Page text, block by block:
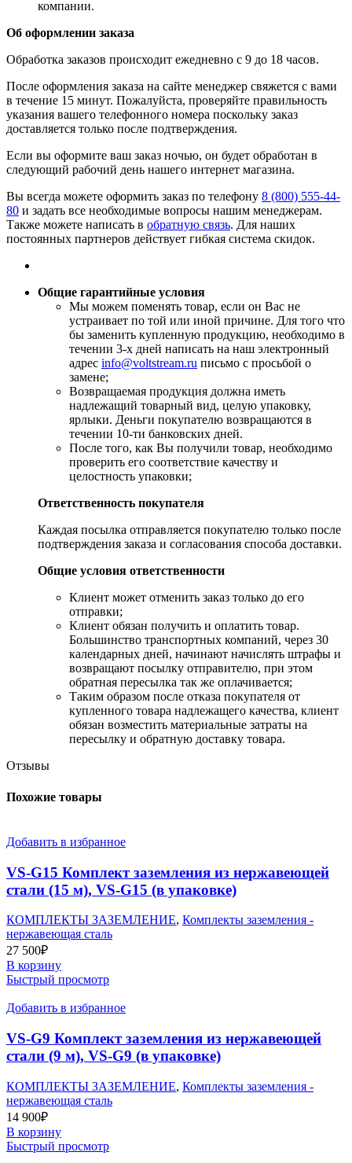
компании.
Об оформлении заказа
Обработка заказов происходит ежедневно с 9 до 18 часов.
После оформления заказа на сайте менеджер свяжется с вами
в течение 15 минут. Пожалуйста, проверяйте правильность
указания вашего телефонного номера поскольку заказ
доставляется только после подтверждения.
Если вы оформите ваш заказ ночью, он будет обработан в
следующий рабочий день нашего интернет магазина.
Вы всегда можете оформить заказ по телефону 8 (800) 555-44-
80 и задать все необходимые вопросы нашим менеджерам.
Также можете написать в обратную связь. Для наших
постоянных партнеров действует гибкая система скидок.
Общие гарантийные условия
​Мы можем поменять товар, если он Вас не
устраивает по той или иной причине. Для того что
бы заменить купленную продукцию, необходимо в
течении 3-х дней написать на наш электронный
адрес info@voltstream.ru письмо с просьбой о
замене;
Возвращаемая продукция должна иметь
надлежащий товарный вид, целую упаковку,
ярлыки. Деньги покупателю возвращаются в
течении 10-ти банковских дней.
​После того, как Вы получили товар, необходимо
проверить его соответствие качеству и
целостность упаковки;
Ответственность покупателя
Каждая посылка отправляется покупателю только после
подтверждения заказа и согласования способа доставки.
Общие условия ответственности
​Клиент может отменить заказ только до его
отправки;
​Клиент обязан получить и оплатить товар.
Большинство транспортных компаний, через 30
календарных дней, начинают начислять штрафы и
возвращают посылку отправителю, при этом
обратная пересылка так же оплачивается;
​Таким образом после отказа покупателя от
купленного товара надлежащего качества, клиент
обязан возместить материальные затраты на
пересылку и обратную доставку товара.
Отзывы
Похожие товары
Добавить в избранное
VS-G15 Комплект заземления из нержавеющей
стали (15 м), VS-G15 (в упаковке)
КОМПЛЕКТЫ ЗАЗЕМЛЕНИЕ, Комплекты заземления -
нержавеющая сталь
27 500₽
В корзину
Быстрый просмотр
Добавить в избранное
VS-G9 Комплект заземления из нержавеющей
стали (9 м), VS-G9 (в упаковке)
КОМПЛЕКТЫ ЗАЗЕМЛЕНИЕ, Комплекты заземления -
нержавеющая сталь
14 900₽
В корзину
Быстрый просмотр